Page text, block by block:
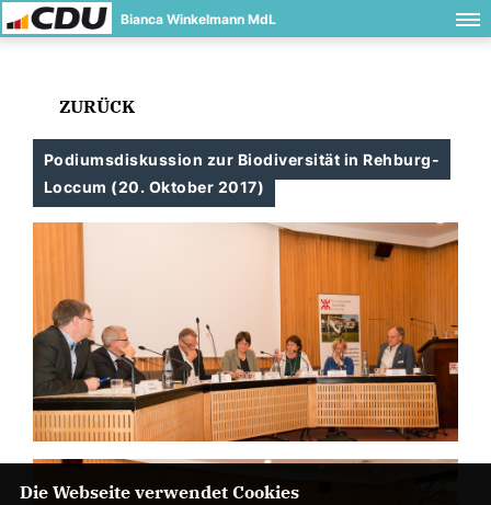
Bianca Winkelmann MdL
ZURÜCK
Podiumsdiskussion zur Biodiversität in Rehburg-
Loccum (20. Oktober 2017)
Die Webseite verwendet Cookies